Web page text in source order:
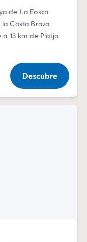
de La Fosca
la Costa Brava
13 km de Platja
Descubre